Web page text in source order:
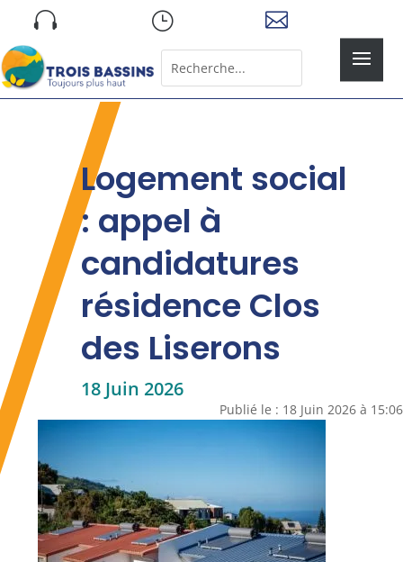
 } 
for...
Logement social
: appel à
candidatures
résidence Clos
des Liserons
18 Juin 2026
Publié le : 18 Juin 2026 à 15:06